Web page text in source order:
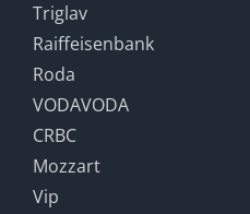
Triglav
Raiffeisenbank
Roda
VODAVODA
CRBC
Mozzart
Vip